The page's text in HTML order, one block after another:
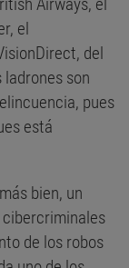
Airways, el
el
del
son
pues
está
bien, un
cibercriminales
de los robos